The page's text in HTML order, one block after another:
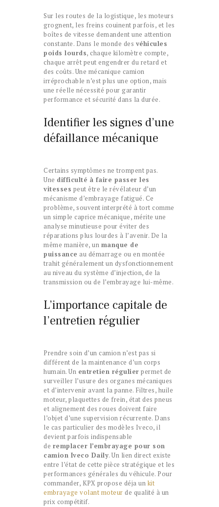
Sur les routes de la logistique, les moteurs
grognent, les freins couinent parfois, et les
boîtes de vitesse demandent une attention
constante. Dans le monde des véhicules
poids lourds, chaque kilomètre compte,
chaque arrêt peut engendrer du retard et
des coûts. Une mécanique camion
irréprochable n’est plus une option, mais
une réelle nécessité pour garantir
performance et sécurité dans la durée.
Identifier les signes d’une
défaillance mécanique
Certains symptômes ne trompent pas.
Une difficulté à faire passer les
vitesses peut être le révélateur d’un
mécanisme d’embrayage fatigué. Ce
problème, souvent interprété à tort comme
un simple caprice mécanique, mérite une
analyse minutieuse pour éviter des
réparations plus lourdes à l’avenir. De la
même manière, un manque de
puissance au démarrage ou en montée
trahit généralement un dysfonctionnement
au niveau du système d’injection, de la
transmission ou de l’embrayage lui-même.
L’importance capitale de
l’entretien régulier
Prendre soin d’un camion n’est pas si
différent de la maintenance d’un corps
humain. Un entretien régulier permet de
surveiller l’usure des organes mécaniques
et d’intervenir avant la panne. Filtres, huile
moteur, plaquettes de frein, état des pneus
et alignement des roues doivent faire
l’objet d’une supervision récurrente. Dans
le cas particulier des modèles Iveco, il
devient parfois indispensable
de remplacer l’embrayage pour son
camion Iveco Daily. Un lien direct existe
entre l’état de cette pièce stratégique et les
performances générales du véhicule. Pour
commander, KPX propose déja un kit
embrayage volant moteur de qualité à un
prix compétitif.